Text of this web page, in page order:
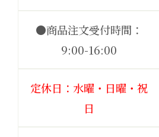
●商品注文受付時間：
9:00-16:00
定休日：水曜・日曜・祝
日